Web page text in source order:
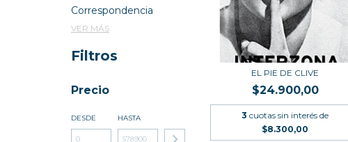
Correspondencia
VER MÁS
Filtros
Precio
DESDE HASTA
EL PIE DE CLIVE
$24.900,00
3 cuotas sin interés de
$8.300,00